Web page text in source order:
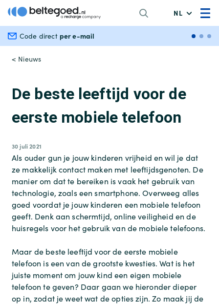
NL
Code direct per e-mail
< Nieuws
De beste leeftijd voor de
eerste mobiele telefoon
30 juli 2021
Als ouder gun je jouw kinderen vrijheid en wil je dat
ze makkelijk contact maken met leeftijdsgenoten. De
manier om dat te bereiken is vaak het gebruik van
technologie, zoals een smartphone. Overweeg alles
goed voordat je jouw kinderen een mobiele telefoon
geeft. Denk aan schermtijd, online veiligheid en de
huisregels voor het gebruik van de mobiele telefoons.
Maar de beste leeftijd voor de eerste mobiele
telefoon is een van de grootste kwesties. Wat is het
juiste moment om jouw kind een eigen mobiele
telefoon te geven? Daar gaan we hieronder dieper
op in, zodat je weet wat de opties zijn. Zo maak jij de